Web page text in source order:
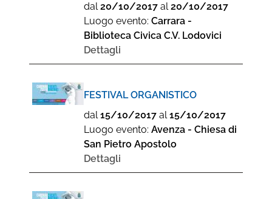
dal20/10/2017 al20/10/2017
Luogo evento: Carrara -
Biblioteca Civica C.V. Lodovici
Dettagli
FESTIVAL ORGANISTICO
dal15/10/2017 al15/10/2017
Luogo evento: Avenza - Chiesa di
San Pietro Apostolo
Dettagli